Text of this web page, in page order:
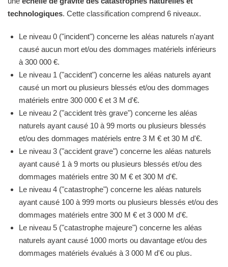
technologiques. Cette classification comprend 6 niveaux.
Le niveau 0 ("incident") concerne les aléas naturels n'ayant
causé aucun mort et/ou des dommages matériels inférieurs
à 300 000 €.
Le niveau 1 ("accident") concerne les aléas naturels ayant
causé un mort ou plusieurs blessés et/ou des dommages
matériels entre 300 000 € et 3 M d'€.
Le niveau 2 ("accident très grave") concerne les aléas
naturels ayant causé 10 à 99 morts ou plusieurs blessés
et/ou des dommages matériels entre 3 M € et 30 M d'€.
Le niveau 3 ("accident grave") concerne les aléas naturels
ayant causé 1 à 9 morts ou plusieurs blessés et/ou des
dommages matériels entre 30 M € et 300 M d'€.
Le niveau 4 ("catastrophe") concerne les aléas naturels
ayant causé 100 à 999 morts ou plusieurs blessés et/ou des
dommages matériels entre 300 M € et 3 000 M d'€.
Le niveau 5 ("catastrophe majeure") concerne les aléas
naturels ayant causé 1000 morts ou davantage et/ou des
dommages matériels évalués à 3 000 M d'€ ou plus.